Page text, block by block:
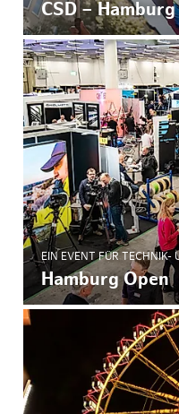
CSD –
EIN EVENT FÜR TECHNIK-
Hamburg Open